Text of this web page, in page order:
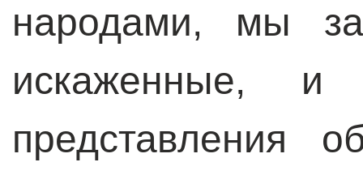
народами, мы
искаженные, и
представления